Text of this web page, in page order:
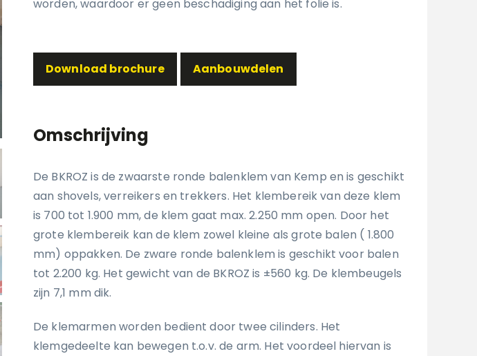
worden, waardoor er geen beschadiging aan het folie is.
Download brochure Aanbouwdelen
Omschrijving
De BKROZ is de zwaarste ronde balenklem van Kemp en is geschikt
aan shovels, verreikers en trekkers. Het klembereik van deze klem
is 700 tot 1.900 mm, de klem gaat max. 2.250 mm open. Door het
grote klembereik kan de klem zowel kleine als grote balen ( 1.800
mm) oppakken. De zware ronde balenklem is geschikt voor balen
tot 2.200 kg. Het gewicht van de BKROZ is ±560 kg. De klembeugels
zijn 7,1 mm dik.
De klemarmen worden bedient door twee cilinders. Het
klemgedeelte kan bewegen t.o.v. de arm. Het voordeel hiervan is